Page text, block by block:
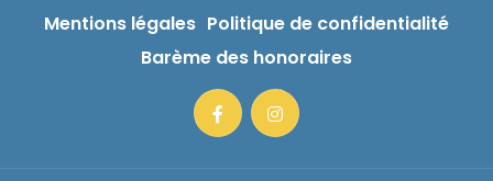
Mentions légales Politique de confidentialité
Barème des honoraires